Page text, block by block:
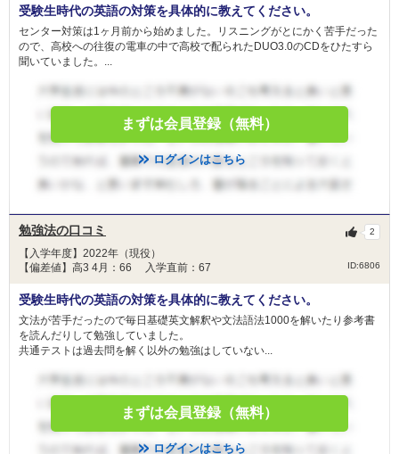
受験生時代の英語の対策を具体的に教えてください。
センター対策は1ヶ月前から始めました。リスニングがとにかく苦手だった
ので、高校への往復の電車の中で高校で配られたDUO3.0のCDをひたすら
聞いていました。...
まずは会員登録（無料）
ログインはこちら
勉強法の口コミ
【入学年度】2022年（現役）
【偏差値】高3 4月：66 入学直前：67
ID:6806
2
受験生時代の英語の対策を具体的に教えてください。
文法が苦手だったので毎日基礎英文解釈や文法語法1000を解いたり参考書
を読んだりして勉強していました。
共通テストは過去問を解く以外の勉強はしていない...
まずは会員登録（無料）
ログインはこちら